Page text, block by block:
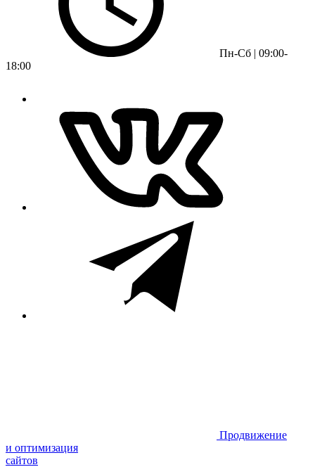
Пн-Сб | 09:00-
18:00
Продвижение
и оптимизация
сайтов